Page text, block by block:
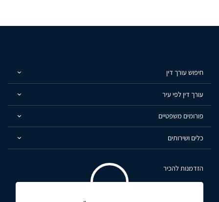
חיפוש עורך דין
עורך דין לפי עיר
פורומים משפטיים
כלים ושירותים
הזדמנות להכיר